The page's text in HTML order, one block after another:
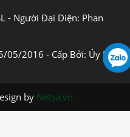
- Người Đại Diện: Phan
05/2016 - Cấp Bởi: Ủy Ban
by Netsa.vn